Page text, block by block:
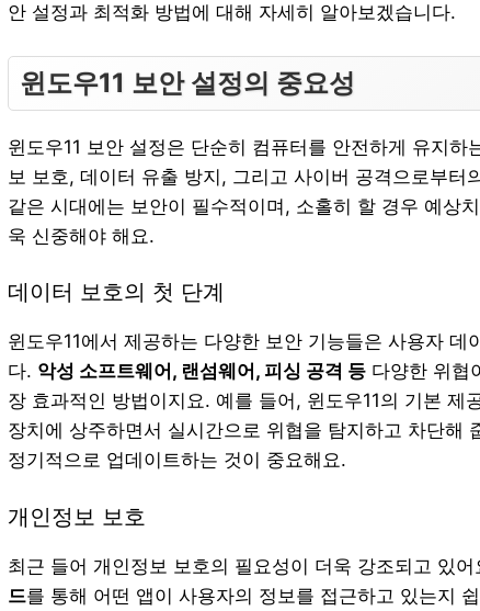
안 설정과 최적화 방법에 대해 자세히 알아보겠습니다.
윈도우11 보안 설정의 중요성
윈도우11 보안 설정은 단순히 컴퓨터를 안전하게 유지
보 보호, 데이터 유출 방지, 그리고 사이버 공격으로부터
같은 시대에는 보안이 필수적이며, 소홀히 할 경우 예상
욱 신중해야 해요.
데이터 보호의 첫 단계
윈도우11에서 제공하는 다양한 보안 기능들은 사용자 데
다. 악성 소프트웨어, 랜섬웨어, 피싱 공격 등 다양한 위협
장 효과적인 방법이지요. 예를 들어, 윈도우11의 기본 제
장치에 상주하면서 실시간으로 위협을 탐지하고 차단해
정기적으로 업데이트하는 것이 중요해요.
개인정보 보호
최근 들어 개인정보 보호의 필요성이 더욱 강조되고 있어
드를 통해 어떤 앱이 사용자의 정보를 접근하고 있는지